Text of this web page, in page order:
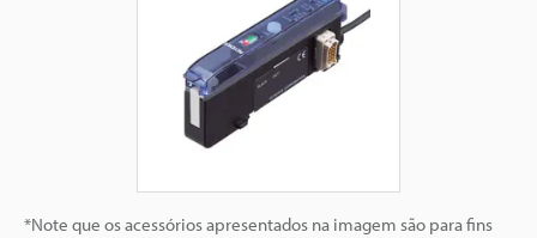
*Note que os acessórios apresentados na imagem são para fins